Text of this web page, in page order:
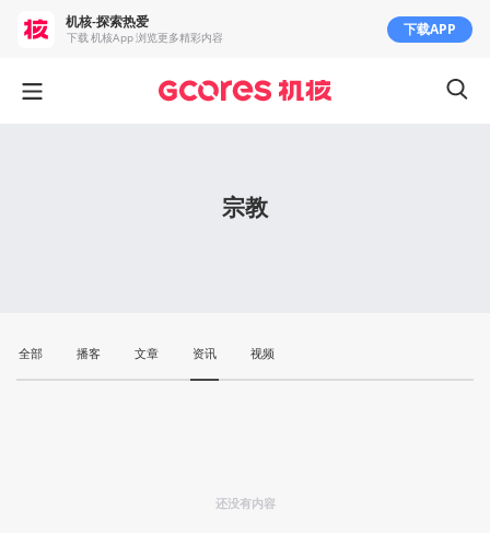
宗教
全部 播客 文章 资讯 视频
还没有内容
机核-探索热爱
下载 机核App 浏览更多精彩内容 下载APP